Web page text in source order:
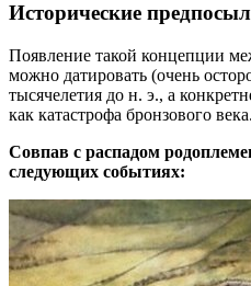
Исторические
Появление такой концепции
можно датировать (очень
тысячелетия до н. э., а
как катастрофа бронзового века.
Совпав с распадом
следующих событиях: